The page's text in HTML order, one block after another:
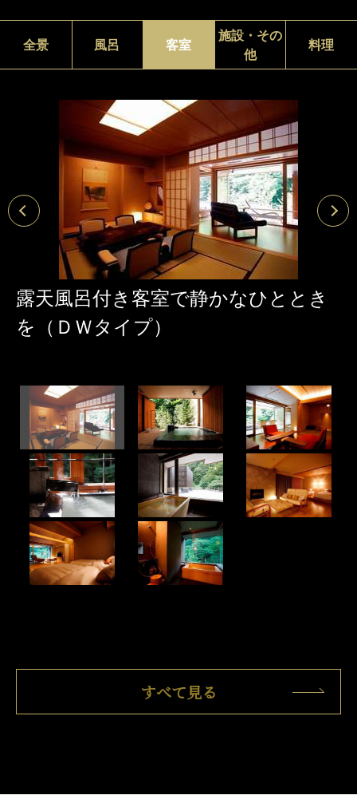
全景 風呂 客室
施設・その
他
料理
露天風呂付き客室で静かなひととき
を（ＤＷタイプ）
すべて見る